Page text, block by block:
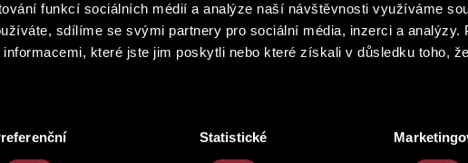
funkcí sociálních médií a analýze naší návštěvnosti využíváme
sdílíme se svými partnery pro sociální média, inzerci a analýzy.
které jste jim poskytli nebo které získali v důsledku toho, že
Statistické